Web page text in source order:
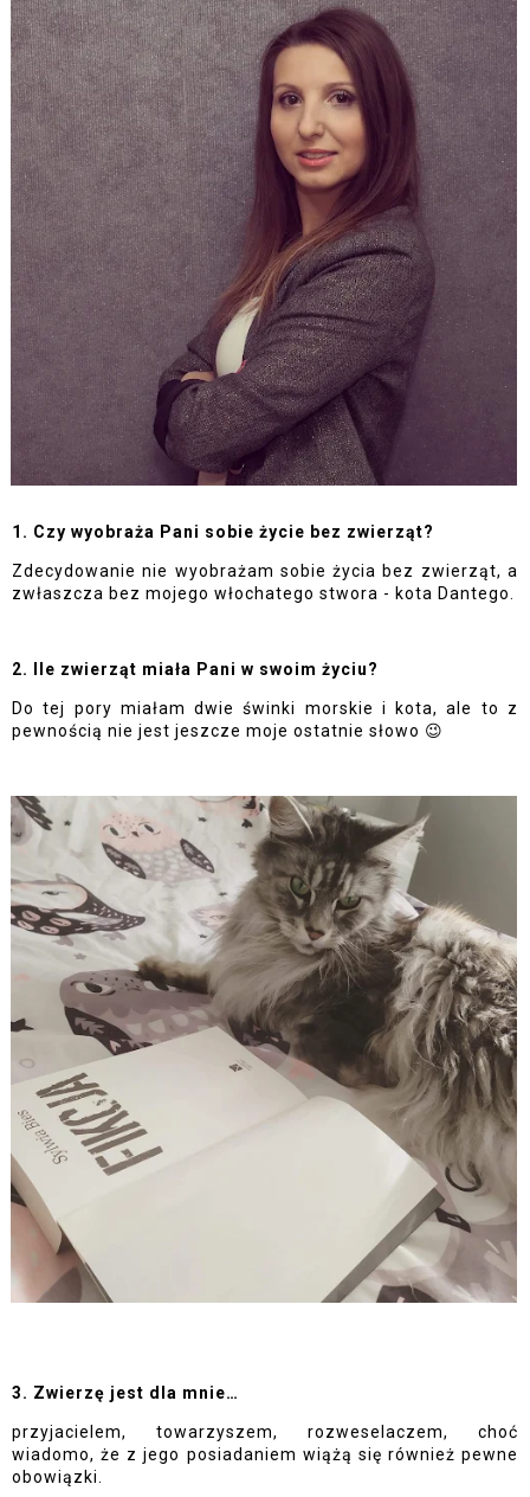
1. Czy wyobraża Pani sobie życie bez zwierząt?
Zdecydowanie nie wyobrażam sobie życia bez zwierząt, a
zwłaszcza bez mojego włochatego stwora - kota Dantego.
2. Ile zwierząt miała Pani w swoim życiu?
Do tej pory miałam dwie świnki morskie i kota, ale to z
pewnością nie jest jeszcze moje ostatnie słowo 😉
3. Zwierzę jest dla mnie…
przyjacielem, towarzyszem, rozweselaczem, choć
wiadomo, że z jego posiadaniem wiążą się również pewne
obowiązki.